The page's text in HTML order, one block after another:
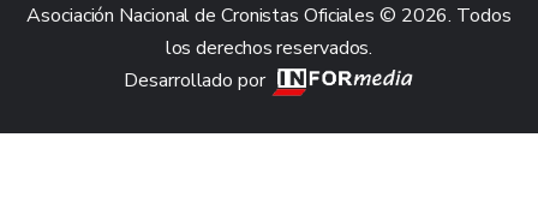
Asociación Nacional de Cronistas Oficiales © 2026. Todos
los derechos reservados.
Desarrollado por